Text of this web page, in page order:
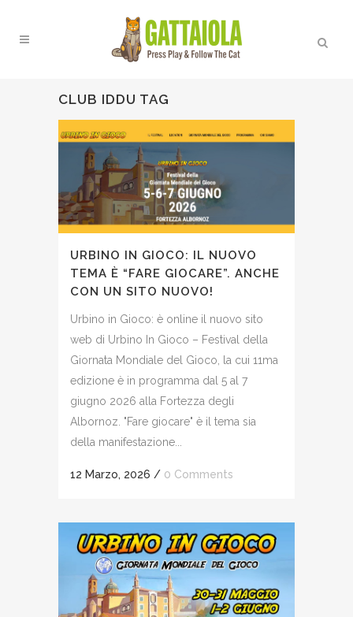
CLUB IDDU TAG
URBINO IN GIOCO: IL NUOVO
TEMA È “FARE GIOCARE”. ANCHE
CON UN SITO NUOVO!
Urbino in Gioco: è online il nuovo sito
web di Urbino In Gioco – Festival della
Giornata Mondiale del Gioco, la cui 11ma
edizione è in programma dal 5 al 7
giugno 2026 alla Fortezza degli
Albornoz. "Fare giocare" è il tema sia
della manifestazione...
12 Marzo, 2026 / 0 Comments